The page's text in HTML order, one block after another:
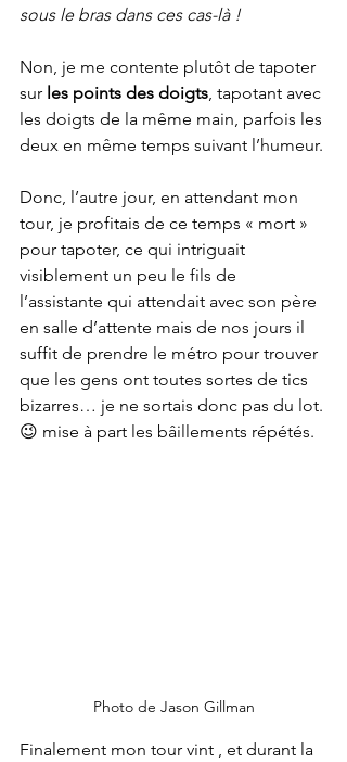
sous le bras dans ces cas-là !
Non, je me contente plutôt de tapoter
sur les points des doigts, tapotant avec
les doigts de la même main, parfois les
deux en même temps suivant l’humeur.
Donc, l’autre jour, en attendant mon
tour, je profitais de ce temps « mort »
pour tapoter, ce qui intriguait
visiblement un peu le fils de
l’assistante qui attendait avec son père
en salle d’attente mais de nos jours il
suffit de prendre le métro pour trouver
que les gens ont toutes sortes de tics
bizarres… je ne sortais donc pas du lot.
😉 mise à part les bâillements répétés.
Photo de Jason Gillman
Finalement mon tour vint , et durant la